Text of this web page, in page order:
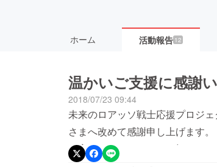
ホーム 活動報告 12
温かいご支援に感謝
2018/07/23 09:44
未来のロアッソ戦士応援プロジ
さまへ改めて感謝申し上げます
を完了いたしました。 多くのみ